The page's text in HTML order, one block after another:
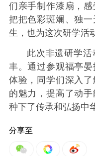
们亲手制作漆扇，
把把色彩斑斓、独
生，也为这次研学活
此次非遗研学
丰。通过参观福亭
体验，同学们深入
的魅力，提高了动
种下了传承和弘扬中
分享至